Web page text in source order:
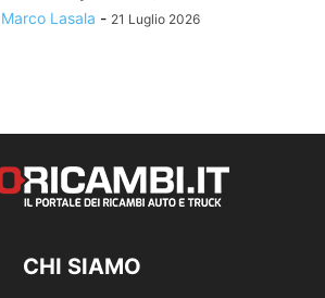
Marco Lasala - 21 Luglio 2026
CHI SIAMO